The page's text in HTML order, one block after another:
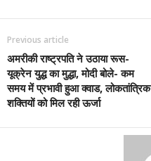
Previous article
अमरीकी राष्ट्रपति ने उठाया रूस-
यूक्रेन युद्ध का मुद्धा, मोदी बोले- कम
समय में प्रभावी हुआ क्वाड, लोकतांत्रिक
शक्तियों को मिल रही ऊर्जा